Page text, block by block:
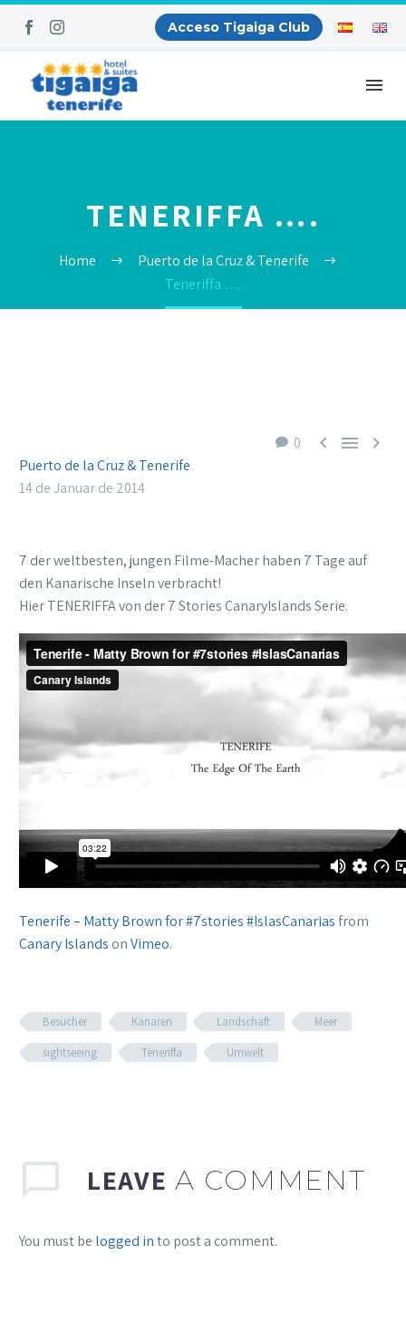
Acceso Tigaiga Club
TENERIFFA ….
Home
Puerto de la Cruz & Tenerife
Teneriffa ….
0   
Puerto de la Cruz & Tenerife
14 de Januar de 2014
7 der weltbesten, jungen Filme-Macher haben 7 Tage auf
den Kanarische Inseln verbracht!
Hier TENERIFFA von der 7 Stories CanaryIslands Serie.
Tenerife – Matty Brown for #7stories #IslasCanariasfrom
Canary Islands onVimeo.
Besucher Kanaren Landschaft
Meer
sightseeing
Teneriffa Umwelt
LEAVE A COMMENT
You must be logged into post a comment.